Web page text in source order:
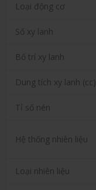
Loại động cơ
Số xy lanh
Bố trí xy lanh
Dung tích xy lanh (cc)
Tỉ số nén
Hệ thống nhiên liệu
Loại nhiên liệu